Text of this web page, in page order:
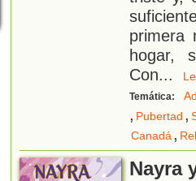
primera
hogar,
Con...
Temática:
, Pubertad ,
Canadá,
Nayra